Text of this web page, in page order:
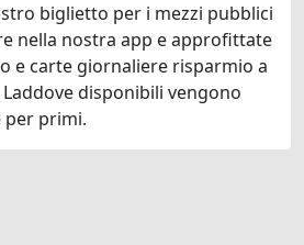
biglietto per i mezzi pubblici
nella nostra app e approfittate
e carte giornaliere risparmio a
disponibili vengono
per primi.